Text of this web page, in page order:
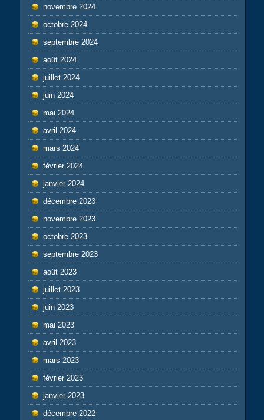
novembre 2024
octobre 2024
septembre 2024
août 2024
juillet 2024
juin 2024
mai 2024
avril 2024
mars 2024
février 2024
janvier 2024
décembre 2023
novembre 2023
octobre 2023
septembre 2023
août 2023
juillet 2023
juin 2023
mai 2023
avril 2023
mars 2023
février 2023
janvier 2023
décembre 2022